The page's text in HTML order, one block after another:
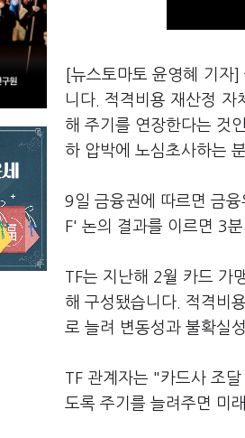
[뉴스토마토 윤영혜 기자
니다. 적격비용 재산정 자
해 주기를 연장한다는 것
하 압박에 노심초사하는
9일 금융권에 따르면 금
F' 논의 결과를 이르면 3
TF는 지난해 2월 카드 가
해 구성됐습니다. 적격비
로 늘려 변동성과 불확실
TF 관계자는 "카드사 조
도록 주기를 늘려주면 미